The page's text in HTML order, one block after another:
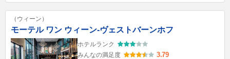
（ウィーン）
モーテル ワン ウィーン-ヴェストバーンホフ
ホテルランク
みんなの満足度
3.79